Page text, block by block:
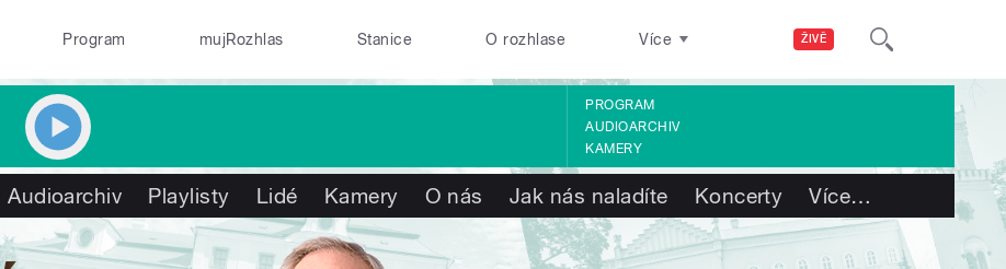
ŽIVĚ
Program mujRozhlas Stanice O rozhlase Více
PROGRAM
AUDIOARCHIV
KAMERY
Audioarchiv Playlisty Lidé Kamery O nás Jak nás naladíte Koncerty Více…